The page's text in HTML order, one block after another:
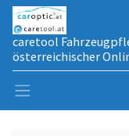
caretool
österreichischer